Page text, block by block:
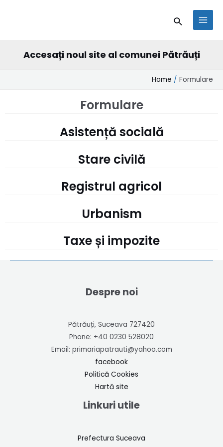
Search
Accesați noul site al comunei Pătrăuți
Home Formulare
Formulare
Asistență socială
Stare civilă
Registrul agricol
Urbanism
Taxe și impozite
Despre noi
Pătrăuți, Suceava 727420
Phone: +40 0230 528020
Email: primariapatrauti@yahoo.com
facebook
Politică Cookies
Hartă site
Linkuri utile
Prefectura Suceava